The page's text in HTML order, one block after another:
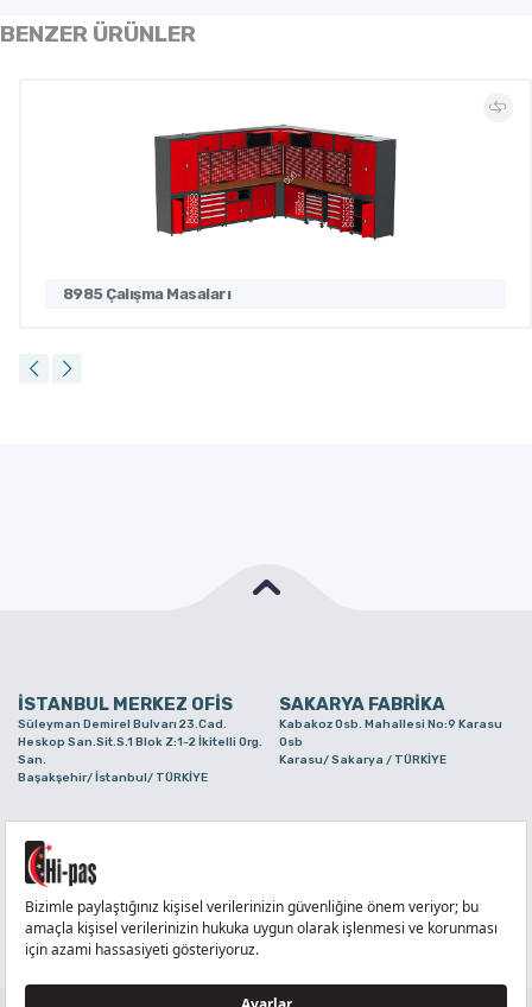
BENZER ÜRÜNLER
8985 Çalışma Masaları
İSTANBUL MERKEZ OFİS SAKARYA FABRİKA
Süleyman Demirel Bulvarı 23.Cad.
Heskop San.Sit.S.1 Blok Z:1-2 İkitelli Org.
San.
Başakşehir/ İstanbul/ TÜRKİYE
Kabakoz Osb. Mahallesi No:9 Karasu
Osb
Karasu/ Sakarya / TÜRKİYE
Alaaddinbey Mah. Ayfatma Cad. No.11 A/C
Sam.3 Plaza B Blok Nilüfer/ Bursa/
TÜRKİYE
TELEFON